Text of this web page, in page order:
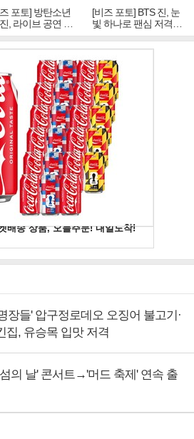
포토] 방탄소년
, 라이브 공연 중
는 독보적 아우라
[비즈 포토] BTS 진, 눈
빛 하나로 팬심 저격…
독보적 카리스마
장들' 압구정로데오 오징어 불고기·
집, 유승목 입맛 저격
의 날' 콘서트→'머드 축제' 연속 출